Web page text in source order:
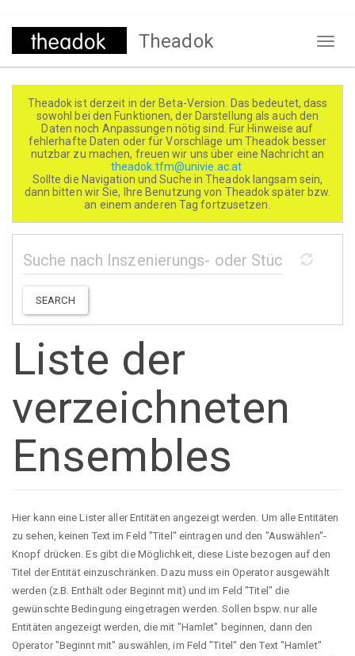
Direkt
Theadok
Theadok ist derzeit in der Beta-Version. Das bedeutet, dass
sowohl bei den Funktionen, der Darstellung als auch den
Daten noch Anpassungen nötig sind. Für Hinweise auf
fehlerhafte Daten oder für Vorschläge um Theadok besser
nutzbar zu machen, freuen wir uns über eine Nachricht an
theadok.tfm@univie.ac.at
Sollte die Navigation und Suche in Theadok langsam sein,
dann bitten wir Sie, Ihre Benutzung von Theadok später bzw.
an einem anderen Tag fortzusetzen.
SEARCH
Liste der
verzeichneten
Ensembles
Hier kann eine Lister aller Entitäten angezeigt werden. Um alle Entitäten
zu sehen, keinen Text im Feld "Titel" eintragen und den "Auswählen"-
Knopf drücken. Es gibt die Möglichkeit, diese Liste bezogen auf den
Titel der Entität einzuschränken. Dazu muss ein Operator ausgewählt
werden (z.B. Enthält oder Beginnt mit) und im Feld "Titel" die
gewünschte Bedingung eingetragen werden. Sollen bspw. nur alle
Entitäten angezeigt werden, die mit "Hamlet" beginnen, dann den
Operator "Beginnt mit" auswählen, im Feld "Titel" den Text "Hamlet"